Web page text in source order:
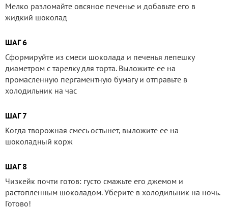
Мелко разломайте овсяное печенье и добавьте его в
жидкий шоколад
ШАГ 6
Сформируйте из смеси шоколада и печенья лепешку
диаметром с тарелку для торта. Выложите ее на
промасленную пергаментную бумагу и отправьте в
холодильник на час
ШАГ 7
Когда творожная смесь остынет, выложите ее на
шоколадный корж
ШАГ 8
Чизкейк почти готов: густо смажьте его джемом и
растопленным шоколадом. Уберите в холодильник на ночь.
Готово!